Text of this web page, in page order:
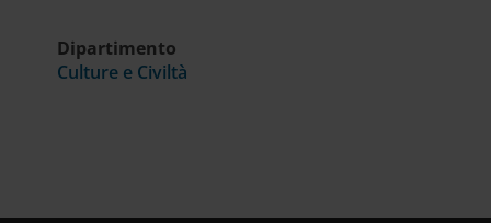
Dipartimento
Culture e Civiltà